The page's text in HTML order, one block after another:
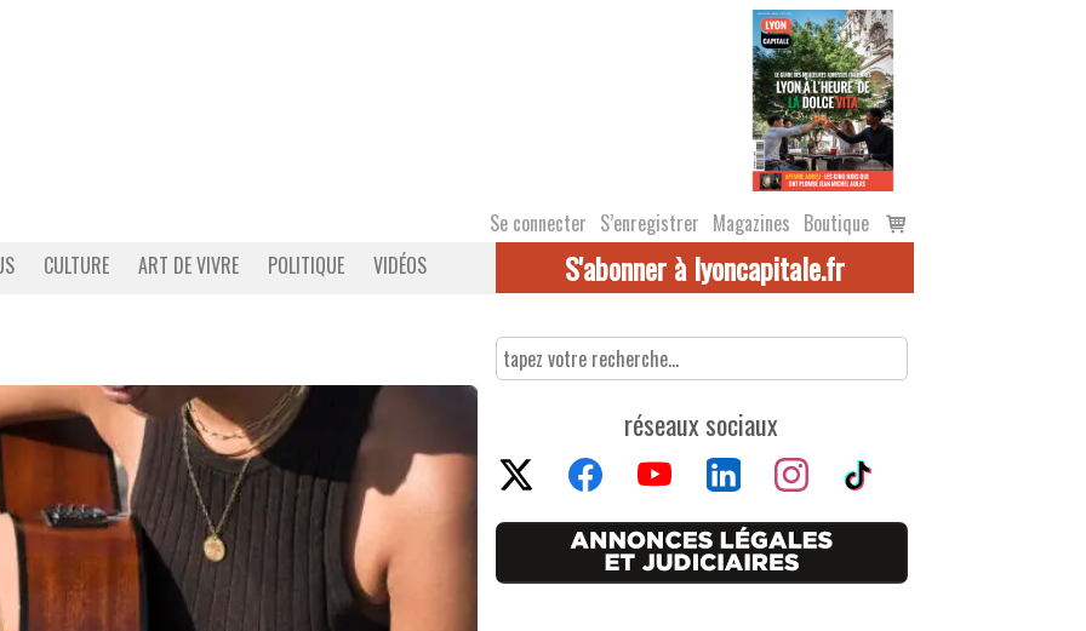
Se connecter S’enregistrer Magazines Boutique
Voir
le
CULTURE ART DE VIVRE POLITIQUE VIDÉOS S'abonner à lyoncapitale.fr
réseaux sociaux